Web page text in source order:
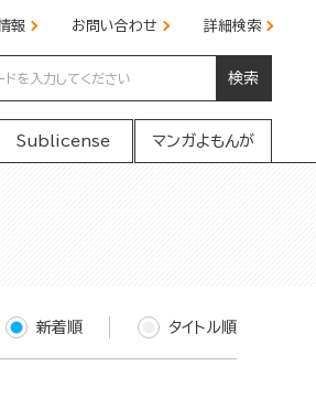
報 お問い合わせ 詳細検索
検索
Sublicense マンガよもんが
新着順 タイトル順